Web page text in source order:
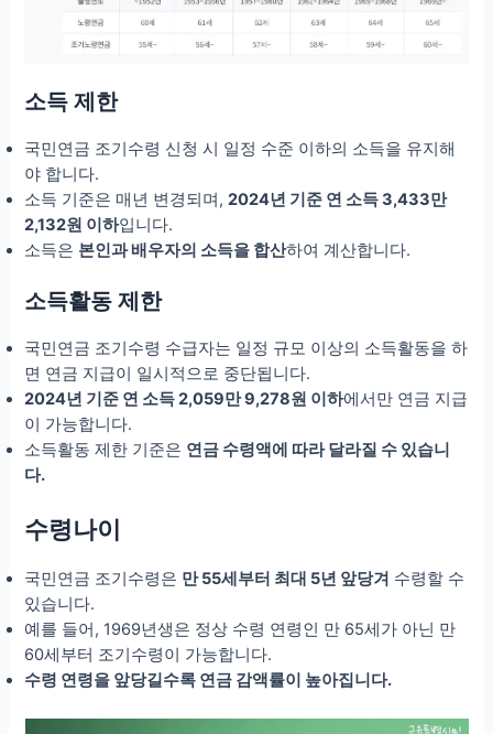
소득 제한
국민연금 조기수령 신청 시 일정 수준 이하의 소득을 유지해
야 합니다.
소득 기준은 매년 변경되며,2024년 기준 연 소득 3,433만
2,132원 이하입니다.
소득은 본인과 배우자의 소득을 합산하여 계산합니다.
소득활동 제한
국민연금 조기수령 수급자는 일정 규모 이상의 소득활동을 하
면 연금 지급이 일시적으로 중단됩니다.
2024년 기준 연 소득 2,059만 9,278원 이하에서만 연금 지급
이 가능합니다.
소득활동 제한 기준은 연금 수령액에 따라 달라질 수 있습니
다.
수령나이
국민연금 조기수령은 만 55세부터 최대 5년 앞당겨 수령할 수
있습니다.
예를 들어, 1969년생은 정상 수령 연령인 만 65세가 아닌 만
60세부터 조기수령이 가능합니다.
수령 연령을 앞당길수록 연금 감액률이 높아집니다.